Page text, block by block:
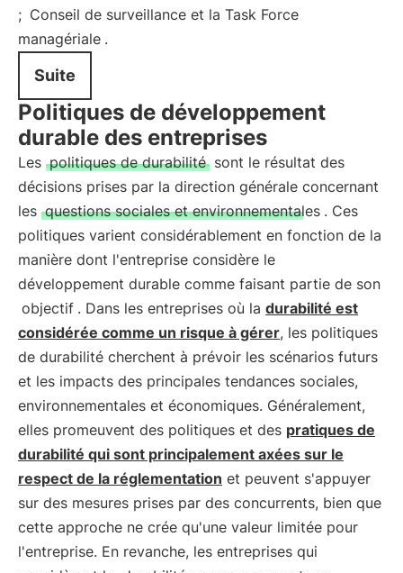
; Conseil de surveillance et la Task Force
managériale .
Suite
Politiques de développement
durable des entreprises
Les politiques de durabilité sont le résultat des
décisions prises par la direction générale concernant
les questions sociales et environnementales . Ces
politiques varient considérablement en fonction de la
manière dont l'entreprise considère le
développement durable comme faisant partie de son
objectif . Dans les entreprises où la durabilité est
considérée comme un risque à gérer, les politiques
de durabilité cherchent à prévoir les scénarios futurs
et les impacts des principales tendances sociales,
environnementales et économiques. Généralement,
elles promeuvent des politiques et des pratiques de
durabilité qui sont principalement axées sur le
respect de la réglementation et peuvent s'appuyer
sur des mesures prises par des concurrents, bien que
cette approche ne crée qu'une valeur limitée pour
l'entreprise. En revanche, les entreprises qui